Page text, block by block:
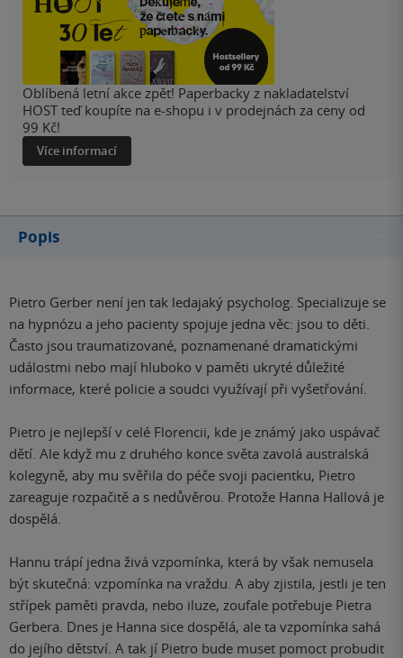
Oblíbená letní akce zpět! Paperbacky z nakladatelství
HOST teď koupíte na e-shopu i v prodejnách za ceny od
99 Kč!
Více informací
Popis
Pietro Gerber není jen tak ledajaký psycholog. Specializuje se
na hypnózu a jeho pacienty spojuje jedna věc: jsou to děti.
Často jsou traumatizované, poznamenané dramatickými
událostmi nebo mají hluboko v paměti ukryté důležité
informace, které policie a soudci využívají při vyšetřování.
Pietro je nejlepší v celé Florencii, kde je známý jako uspávač
dětí. Ale když mu z druhého konce světa zavolá australská
kolegyně, aby mu svěřila do péče svoji pacientku, Pietro
zareaguje rozpačitě a s nedůvěrou. Protože Hanna Hallová je
dospělá.
Hannu trápí jedna živá vzpomínka, která by však nemusela
být skutečná: vzpomínka na vraždu. A aby zjistila, jestli je ten
střípek paměti pravda, nebo iluze, zoufale potřebuje Pietra
Gerbera. Dnes je Hanna sice dospělá, ale ta vzpomínka sahá
do jejího dětství. A tak jí Pietro bude muset pomoct probudit